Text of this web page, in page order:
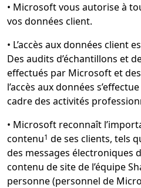
• Microsoft vous autorise à
vos données client.
• L’accès aux données client
Des audits d’échantillons et
effectués par Microsoft et
l’accès aux données
cadre des activités
• Microsoft reconnaît
contenu1 de ses clients, tels
des messages électroniques
contenu de site de l’équipe
personne (personnel de